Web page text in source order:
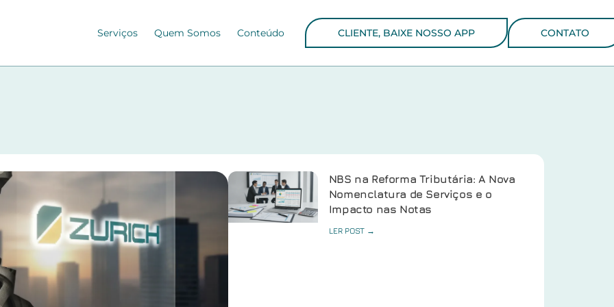
Serviços Quem Somos Conteúdo CLIENTE, BAIXE NOSSO APP CONTATO
NBS na Reforma Tributária: A Nova
Nomenclatura de Serviços e o
Impacto nas Notas
LER POST →